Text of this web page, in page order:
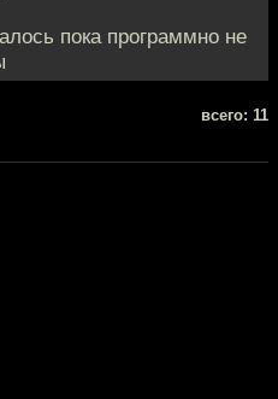
пока программно не
всего: 11